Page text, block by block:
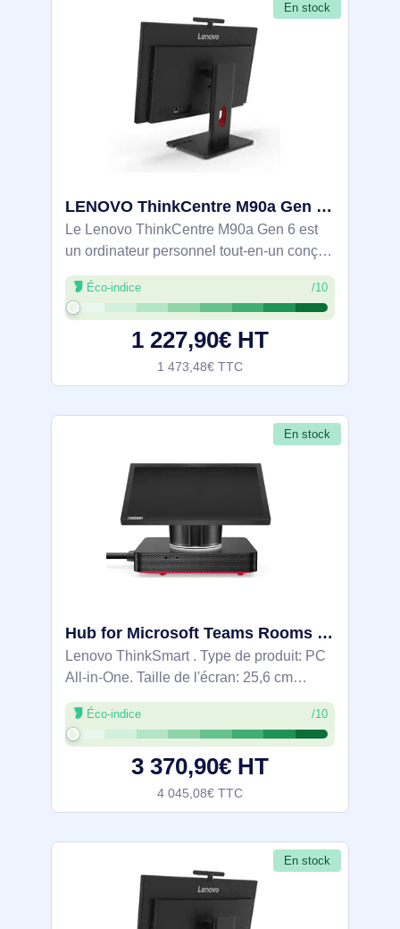
En stock
LENOVO ThinkCentre M90a Gen 6 Intel Core Ultra 5 225 23.8p FHD 8Go 256Go SSD M.2 2280 PCIe Intel Gra - 13AT002TFR
Le Lenovo ThinkCentre M90a Gen 6 est
un ordinateur personnel tout-en-un conçu
pour améliorer la productivité et offrir une
expérience fluide. Son écran Full HD de
23,8 pouces, doté de la technologie
Éco-indice /10
1 227,90€ HT
1 473,48€ TTC
En stock
Hub for Microsoft Teams Rooms - 11H1000KGE
Lenovo ThinkSmart . Type de produit: PC
All-in-One. Taille de l'écran: 25,6 cm
(10.1"), Type HD: Full HD, Résolution de
l'écran: 1920 x 1200 pixels, Écran tactile.
Famille de processeur: Intel® Core™
Éco-indice /10
3 370,90€ HT
4 045,08€ TTC
En stock